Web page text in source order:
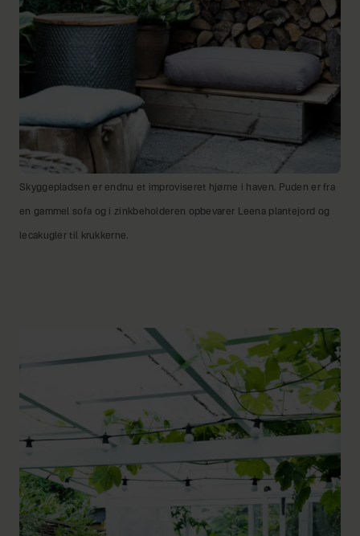
Skyggepladsen er endnu et improviseret hjørne i haven. Puden er fra
en gammel sofa og i zinkbeholderen opbevarer Leena plantejord og
lecakugler til krukkerne.